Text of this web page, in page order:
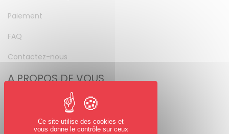
Paiement
FAQ
Contactez-nous
A PROPOS DE VOUS
Mot de passe perdu
Ce site utilise des cookies et
vous donne le contrôle sur ceux